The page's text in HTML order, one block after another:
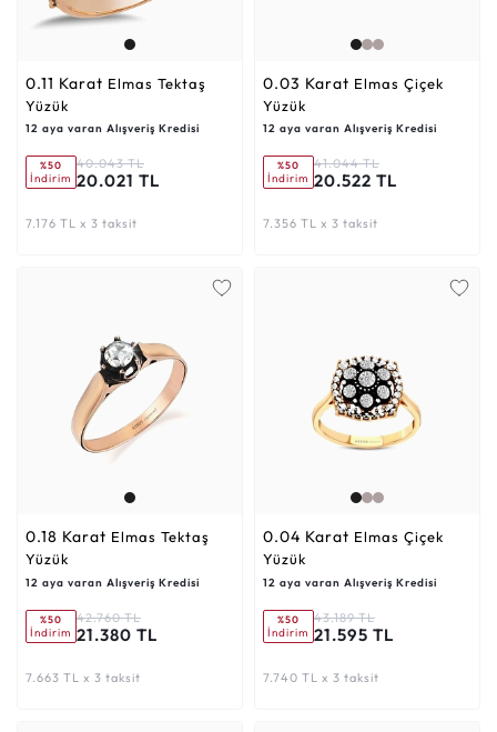
0.11 Karat
Yüzük
12 aya varan Alışveriş Kredisi
%50
İndirim
40.043 TL
20.021 TL
7.176 TL x 3 taksit
0.03 Karat
Yüzük
12 aya varan Alışveriş Kredisi
%50
İndirim
41.044 TL
20.522 TL
7.356 TL x 3 taksit
0.18 Karat
Yüzük
12 aya varan Alışveriş Kredisi
%50
İndirim
42.760 TL
21.380 TL
7.663 TL x 3 taksit
0.04 Karat
Yüzük
12 aya varan Alışveriş Kredisi
%50
İndirim
43.189 TL
21.595 TL
7.740 TL x 3 taksit